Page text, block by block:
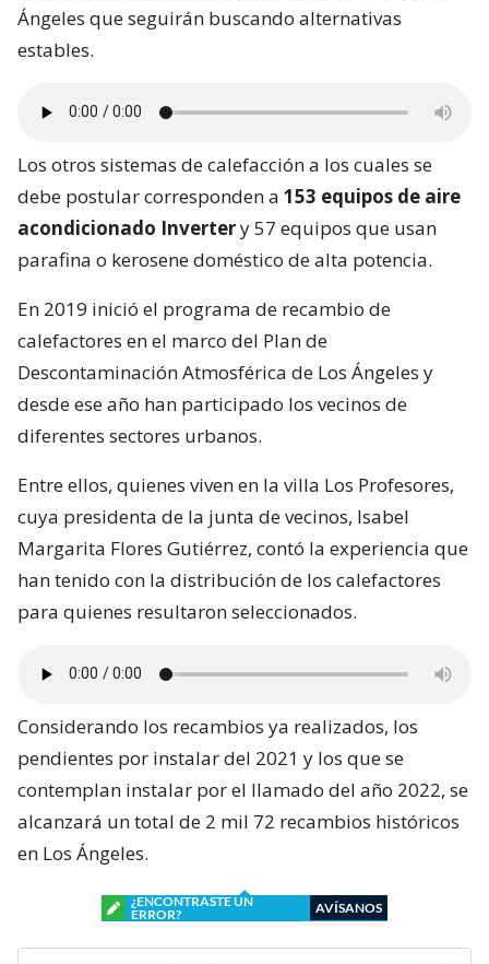
Ángeles que seguirán buscando alternativas
estables.
Los otros sistemas de calefacción a los cuales se
debe postular corresponden a 153 equipos de aire
acondicionado Invertery 57 equipos que usan
parafina o kerosene doméstico de alta potencia.
En 2019 inició el programa de recambio de
calefactores en el marco del Plan de
Descontaminación Atmosférica de Los Ángeles y
desde ese año han participado los vecinos de
diferentes sectores urbanos.
Entre ellos, quienes viven en la villa Los Profesores,
cuya presidenta de la junta de vecinos, Isabel
Margarita Flores Gutiérrez, contó la experiencia que
han tenido con la distribución de los calefactores
para quienes resultaron seleccionados.
Considerando los recambios ya realizados, los
pendientes por instalar del 2021 y los que se
contemplan instalar por el llamado del año 2022, se
alcanzará un total de 2 mil 72 recambios históricos
en Los Ángeles.
¿ENCONTRASTE UN
ERROR?
AVÍSANOS